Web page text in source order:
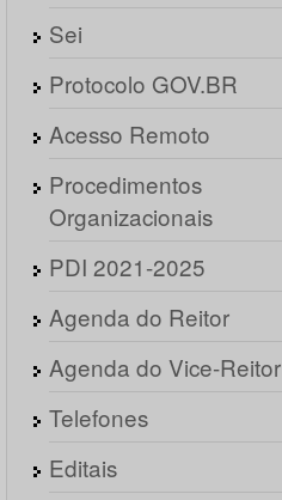
Sei
Protocolo GOV.BR
Acesso Remoto
Procedimentos
Organizacionais
PDI 2021-2025
Agenda do Reitor
Agenda do Vice-Reitor
Telefones
Editais